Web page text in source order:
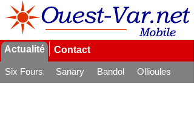
Actualité Contact
Six Fours Sanary Bandol
Ollioules